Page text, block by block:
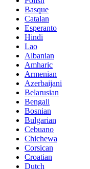
Basque
Catalan
Esperanto
Hindi
Lao
Albanian
Amharic
Armenian
Azerbaijani
Belarusian
Bengali
Bosnian
Bulgarian
Cebuano
Chichewa
Corsican
Croatian
Dutch